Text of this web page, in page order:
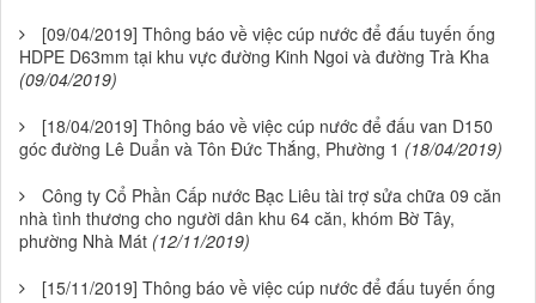
[09/04/2019] Thông báo về việc cúp nước để đấu tuyến ống
HDPE D63mm tại khu vực đường Kinh Ngoi và đường Trà Kha
(09/04/2019)
[18/04/2019] Thông báo về việc cúp nước để đấu van D150
góc đường Lê Duẩn và Tôn Đức Thắng, Phường 1 (18/04/2019)
Công ty Cổ Phần Cấp nước Bạc Liêu tài trợ sửa chữa 09 căn
nhà tình thương cho người dân khu 64 căn, khóm Bờ Tây,
phường Nhà Mát (12/11/2019)
[15/11/2019] Thông báo về việc cúp nước để đấu tuyến ống